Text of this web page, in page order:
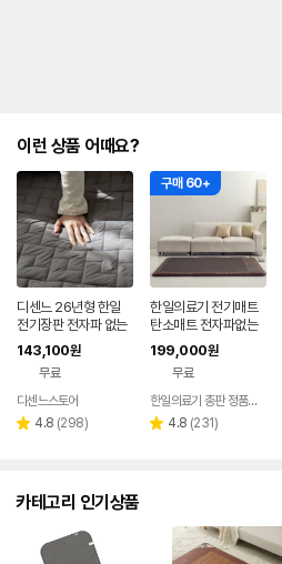
이런 상품 어때요?
디센느 26년형 한일
전기장판 전자파 없는
2인용 전기매트 EMF
국산
143,100원
무료
디센느스토어
별 4.8 리
(298)
구매 60+
한일의료기 전기매트
탄소매트 전자파없는
두꺼운 전기장판 온열
1인용 분리난방
199,000원
무료
한일의료기 총판 정품스토어
별 4.8 리
(231)
카테고리 인기상품